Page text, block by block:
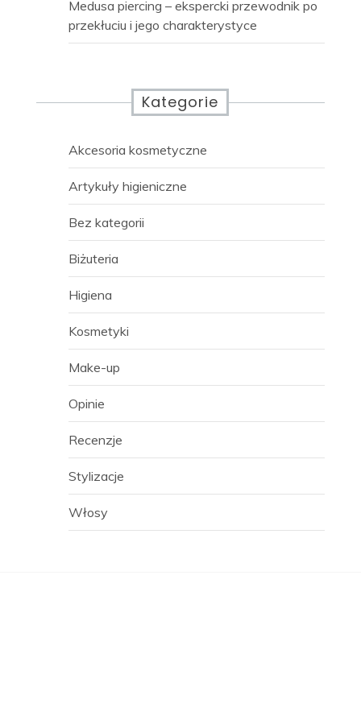
Medusa piercing – ekspercki przewodnik po
przekłuciu i jego charakterystyce
Kategorie
Akcesoria kosmetyczne
Artykuły higieniczne
Bez kategorii
Biżuteria
Higiena
Kosmetyki
Make-up
Opinie
Recenzje
Stylizacje
Włosy